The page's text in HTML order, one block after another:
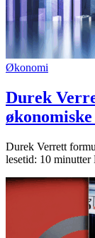
Økonomi
Durek
Durek Verrett
lesetid: 10